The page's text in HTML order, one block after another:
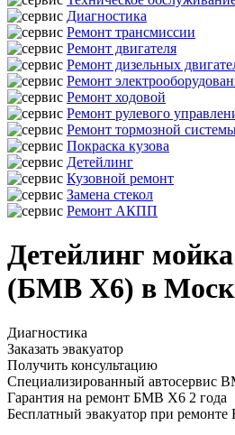
Диагностика
Ремонт трансмиссии
Ремонт двигателя
Ремонт дизельных
Ремонт
Ремонт ходовой
Ремонт рулевого
Ремонт тормозной
Покраска кузова
Детейлинг
Кузовной ремонт
Замена стекол
Ремонт АКПП
Детейлинг
(БМВ Х6) в
Диагностика
Заказать эвакуатор
Получить консультацию
Специализированный автосервис
Гарантия на ремонт БМВ Х6 2 года
Бесплатный эвакуатор при